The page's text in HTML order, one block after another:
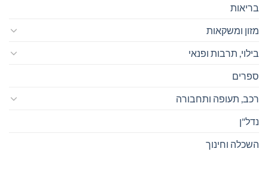
בריאות
מזון ומשקאות
בילוי, תרבות ופנאי
ספרים
רכב, תעופה ותחבורה
נדל"ן
השכלה וחינוך